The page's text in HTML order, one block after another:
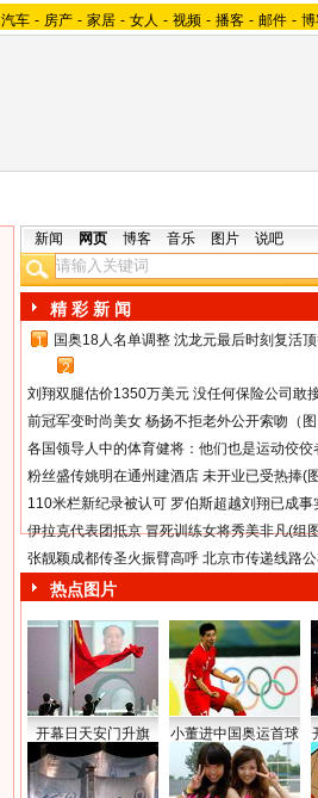
汽车 - 房产 - 家居 - 女人 - 视频 - 播客 - 邮件 -
新闻 网页 博客 音乐 图片 说吧
精 彩 新 闻
1
国奥18人名单调整 沈龙元最后时刻复活
2
刘翔双腿估价1350万美元 没任何保险公司敢
前冠军变时尚美女 杨扬不拒老外公开索吻（图
各国领导人中的体育健将：他们也是运动佼佼
粉丝盛传姚明在通州建酒店 未开业已受热捧(
110米栏新纪录被认可 罗伯斯超越刘翔已成事
伊拉克代表团抵京 冒死训练女将秀美非凡(组
张靓颖成都传圣火振臂高呼 北京市传递线路
热点图片
开幕日天安门升旗 小董进中国奥运首球